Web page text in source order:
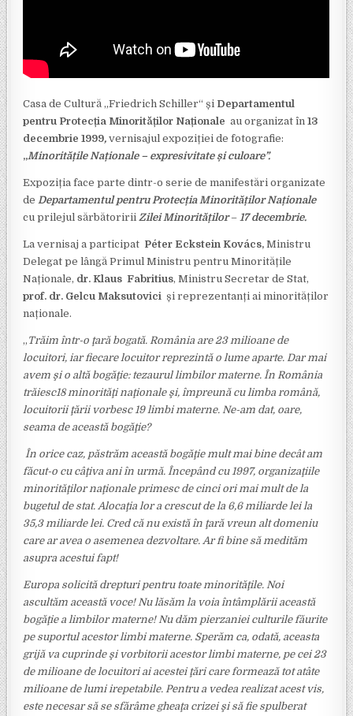
Casa de Cultură „Friedrich Schiller“ și Departamentul
pentru Protecția Minorităților Naționale au organizat în13
decembrie 1999,vernisajul expoziției de fotografie:
„Minoritățile Naționale – expresivitate și culoare”.
Expoziția face parte dintr-o serie de manifestări organizate
de Departamentul pentru Protecția Minorităților Naționale
cu prilejul sărbătoririi Zilei Minorităților– 17 decembrie.
La vernisaj a participat Péter Eckstein Kovács,Ministru
Delegat pe lângă Primul Ministru pentru Minoritățile
Naționale, dr. Klaus Fabritius, Ministru Secretar de Stat,
prof. dr. Gelcu Maksutovici și reprezentanți ai minorităților
naționale.
„ Trăim într-o ţară bogată. România are 23 milioane de
locuitori, iar fiecare locuitor reprezintă o lume aparte. Dar mai
avem şi o altă bogăţie: tezaurul limbilor materne. În România
trăiesc18 minorităţi naţionale şi, împreună cu limba română,
locuitorii ţării vorbesc 19 limbi materne. Ne-am dat, oare,
seama de această bogăţie?
În orice caz, păstrăm această bogăţie mult mai bine decât am
făcut-o cu câţiva ani în urmă. Începând cu 1997, organizaţiile
minorităţilor naţionale primesc de cinci ori mai mult de la
bugetul de stat. Alocaţia lor a crescut de la 6,6 miliarde lei la
35,3 miliarde lei. Cred că nu există în ţară vreun alt domeniu
care ar avea o asemenea dezvoltare. Ar fi bine să medităm
asupra acestui fapt!
Europa solicită drepturi pentru toate minorităţile. Noi
ascultăm această voce! Nu lăsăm la voia întâmplării această
bogăţie a limbilor materne! Nu dăm pierzaniei culturile făurite
pe suportul acestor limbi materne. Sperăm ca, odată, aceasta
grijă va cuprinde şi vorbitorii acestor limbi materne, pe cei 23
de milioane de locuitori ai acestei ţări care formează tot atâte
milioane de lumi irepetabile. Pentru a vedea realizat acest vis,
este necesar să se sfărâme gheaţa crizei şi să fie spulberat